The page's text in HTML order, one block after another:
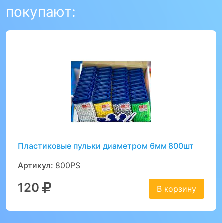
покупают:
Пластиковые пульки диаметром 6мм 800шт
Артикул: 800PS
120 В корзину